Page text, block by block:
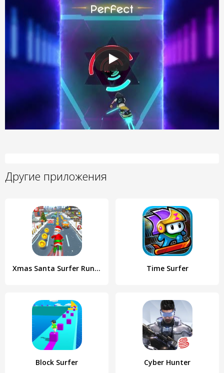
Другие приложения
Xmas Santa Surfer Running Game Time Surfer
Block Surfer Cyber Hunter